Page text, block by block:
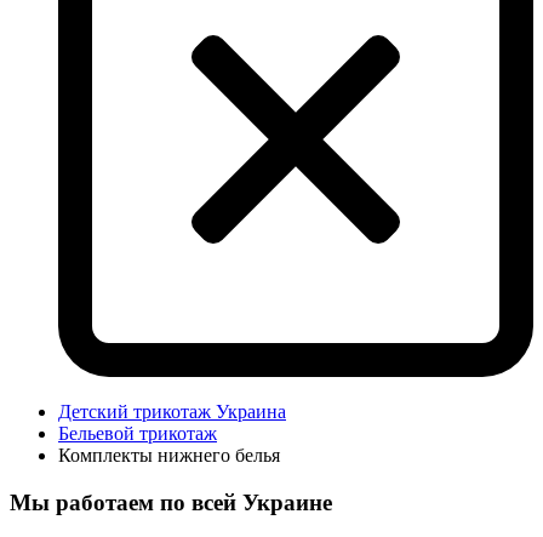
Детский трикотаж Украина
Бельевой трикотаж
Комплекты нижнего белья
Мы работаем по всей Украине